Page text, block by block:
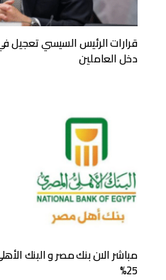
قرارات الرئيس السيسي تعجيل
دخل العاملين
مباشر الان بنك مصر و البنك
25%